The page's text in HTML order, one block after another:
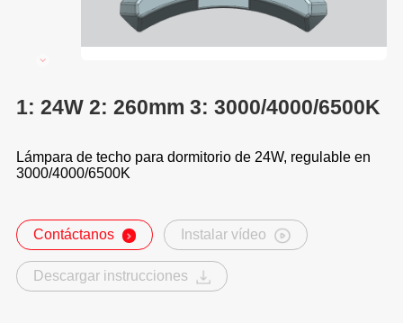
1: 24W 2: 260mm 3: 3000/4000/6500K
Lámpara de techo para dormitorio de 24W, regulable en
3000/4000/6500K
Contáctanos Instalar vídeo
Descargar instrucciones